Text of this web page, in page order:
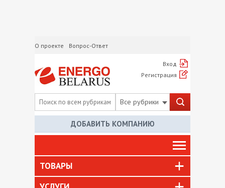
О проекте Вопрос-Ответ
Вход
Регистрация
Все рубрики
ДОБАВИТЬ КОМПАНИЮ
ТОВАРЫ